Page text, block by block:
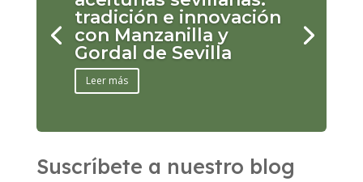
tradición e innovación
con Manzanilla y
Gordal de Sevilla
Leer más
Suscríbete a nuestro blog